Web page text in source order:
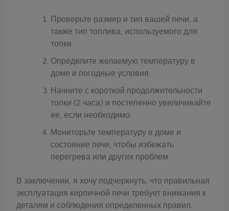
Проверьте размер и тип вашей печи, а
также тип топлива, используемого для
топки.
Определите желаемую температуру в
доме и погодные условия.
Начните с короткой продолжительности
топки (2 часа) и постепенно увеличивайте
ее, если необходимо.
Мониторьте температуру в доме и
состояние печи, чтобы избежать
перегрева или других проблем.
В заключении, я хочу подчеркнуть, что правильная
эксплуатация кирпичной печи требует внимания к
деталям и соблюдения определенных правил.